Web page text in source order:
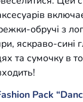
обручі з
яскраво-сині
та сумочку в
Pack